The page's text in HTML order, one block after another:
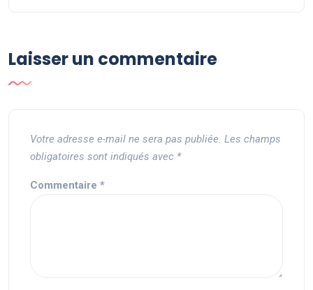
Laisser un commentaire
Votre adresse e-mail ne sera pas publiée. Les champs
obligatoires sont indiqués avec *
Commentaire *